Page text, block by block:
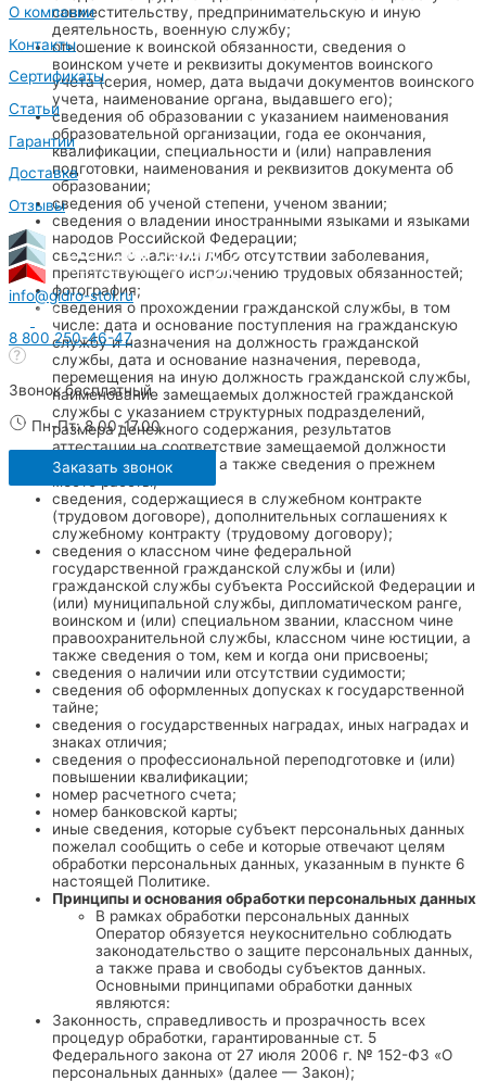
О компании
Контакты
Сертификаты
Статьи
Гарантии
Доставка
Отзывы
info@gidro-stol.ru
8 800 250-46-47
Звонок бесплатный
Пн-Пт: 8.00-17.00
Заказать звонок
совместительству, предпринимательскую и иную
деятельность, военную службу;
отношение к воинской обязанности, сведения о
воинском учете и реквизиты документов воинского
учета (серия, номер, дата выдачи документов воинского
учета, наименование органа, выдавшего его);
сведения об образовании с указанием наименования
образовательной организации, года ее окончания,
квалификации, специальности и (или) направления
подготовки, наименования и реквизитов документа об
образовании;
сведения об ученой степени, ученом звании;
сведения о владении иностранными языками и языками
народов Российской Федерации;
сведения о наличии либо отсутствии заболевания,
препятствующего исполнению трудовых обязанностей;
фотография;
сведения о прохождении гражданской службы, в том
числе: дата и основание поступления на гражданскую
службу и назначения на должность гражданской
службы, дата и основание назначения, перевода,
перемещения на иную должность гражданской службы,
наименование замещаемых должностей гражданской
службы с указанием структурных подразделений,
размера денежного содержания, результатов
аттестации на соответствие замещаемой должности
гражданской службы, а также сведения о прежнем
месте работы;
сведения, содержащиеся в служебном контракте
(трудовом договоре), дополнительных соглашениях к
служебному контракту (трудовому договору);
сведения о классном чине федеральной
государственной гражданской службы и (или)
гражданской службы субъекта Российской Федерации и
(или) муниципальной службы, дипломатическом ранге,
воинском и (или) специальном звании, классном чине
правоохранительной службы, классном чине юстиции, а
также сведения о том, кем и когда они присвоены;
сведения о наличии или отсутствии судимости;
сведения об оформленных допусках к государственной
тайне;
сведения о государственных наградах, иных наградах и
знаках отличия;
сведения о профессиональной переподготовке и (или)
повышении квалификации;
номер расчетного счета;
номер банковской карты;
иные сведения, которые субъект персональных данных
пожелал сообщить о себе и которые отвечают целям
обработки персональных данных, указанным в пункте 6
настоящей Политике.
Принципы и основания обработки персональных данных
В рамках обработки персональных данных
Оператор обязуется неукоснительно соблюдать
законодательство о защите персональных данных,
а также права и свободы субъектов данных.
Основными принципами обработки данных
являются:
Законность, справедливость и прозрачность всех
процедур обработки, гарантированные ст. 5
Федерального закона от 27 июля 2006 г. № 152-ФЗ «О
персональных данных» (далее — Закон);